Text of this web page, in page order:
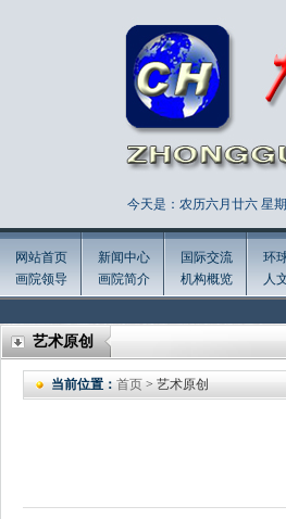
今天是：农历六月廿六 星
网站首页
画院领导
新闻中心
画院简介
国际交流
机构概览
环
人
艺术原创
当前位置： 首页 > 艺术原创